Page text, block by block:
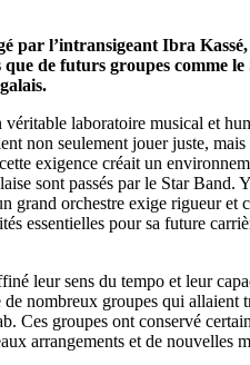
par l’intransigeant Ibra
de futurs groupes comme
laboratoire musical et
non seulement jouer juste,
exigence créait un
sont passés par le Star
grand orchestre exige rigueur
essentielles pour sa future
leur sens du tempo et leur
de nombreux groupes qui
Ces groupes ont conservé
arrangements et de nouvelles